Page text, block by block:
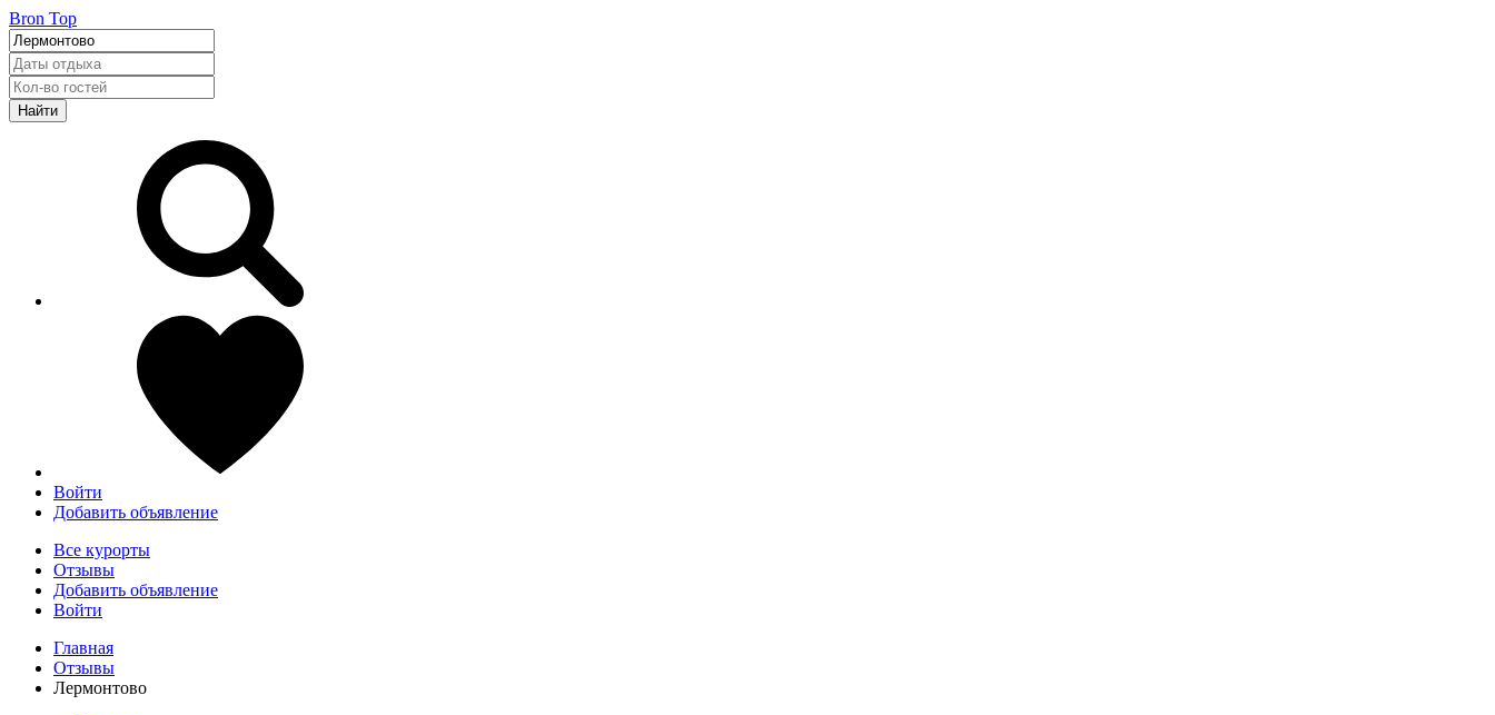
Bron Top
Найти
Войти
Добавить объявление
Все курорты
Отзывы
Добавить объявление
Войти
Главная
Отзывы
Лермонтово